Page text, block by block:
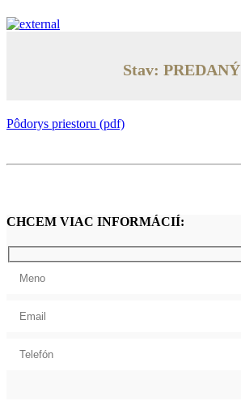
Stav: PREDANÝ
Pôdorys priestoru (pdf)
CHCEM VIAC INFORMÁCIÍ: